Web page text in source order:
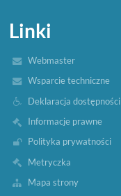
Linki
Webmaster
Wsparcie techniczne
Deklaracja dostępności
Informacje prawne
Polityka prywatności
Metryczka
Mapa strony